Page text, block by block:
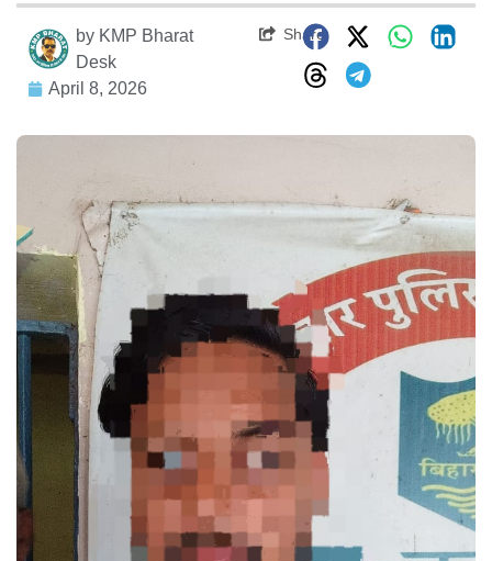
by KMP Bharat
Desk
April 8, 2026
Share